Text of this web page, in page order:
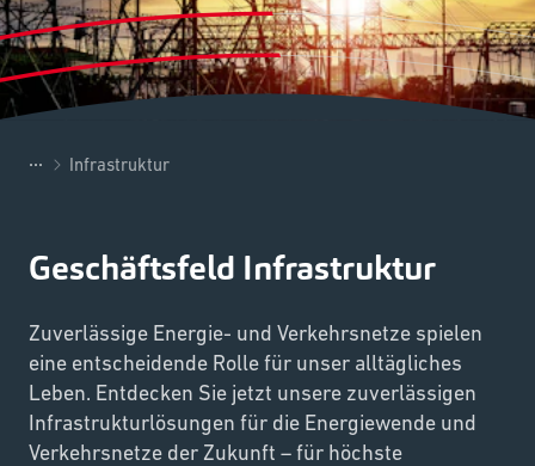
... Infrastruktur
Geschäftsfeld Infrastruktur
Zuverlässige Energie- und Verkehrsnetze spielen
eine entscheidende Rolle für unser alltägliches
Leben. Entdecken Sie jetzt unsere zuverlässigen
Infrastrukturlösungen für die Energiewende und
Verkehrsnetze der Zukunft – für höchste